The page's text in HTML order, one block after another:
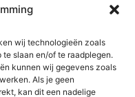
wij technologieën zoals
slaan en/of te raadplegen.
kunnen wij gegevens zoals
Als je geen
kan dit een nadelige